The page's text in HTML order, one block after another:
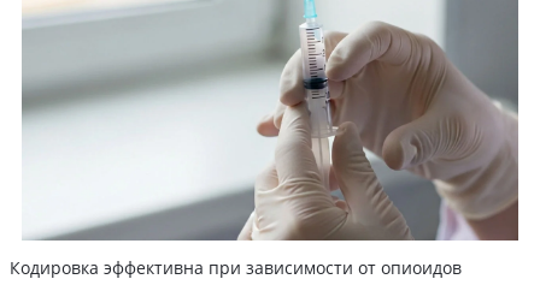
Кодировка эффективна при зависимости от опиоидов